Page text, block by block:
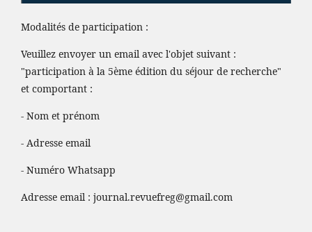
Modalités de participation :
Veuillez envoyer un email avec l'objet suivant :
"participation à la 5ème édition du séjour de recherche"
et comportant :
- Nom et prénom
- Adresse email
- Numéro Whatsapp
Adresse email : journal.revuefreg@gmail.com